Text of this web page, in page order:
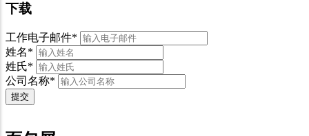
下载
工作电子邮件*
姓名*
姓氏*
公司 名称*
提交